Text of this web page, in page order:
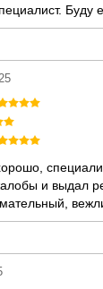
Буду
и выдал